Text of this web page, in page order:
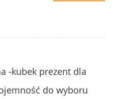
-kubek prezent dla
do wyboru